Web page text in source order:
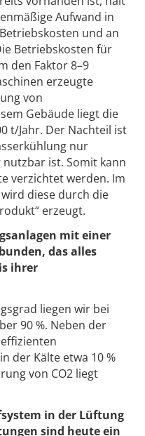
Aufwand in
und an
Betriebskosten für
den Faktor 8–9
erzeugte
von
Gebäude liegt die
t/Jahr. Der Nachteil ist
nur
ist. Somit kann
verzichtet werden. Im
diese durch die
erzeugt.
mit einer
das alles
ihrer
liegen wir bei
90 %. Neben der
der Kälte etwa 10 %
von CO2 liegt
in der Lüftung
sind heute ein